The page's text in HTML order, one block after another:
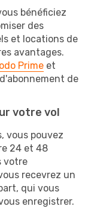
bénéficiez
des
et locations de
avantages.
Prime et
de
votre vol
vous pouvez
24 et 48
votre
recevrez un
qui vous
enregistrer.